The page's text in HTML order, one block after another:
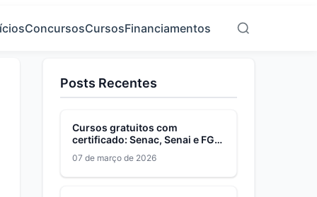
ConcursosCursosFinanciamentos
Posts Recentes
Cursos gratuitos com
certificado: Senac, Senai e FGV
07 de março de 2026